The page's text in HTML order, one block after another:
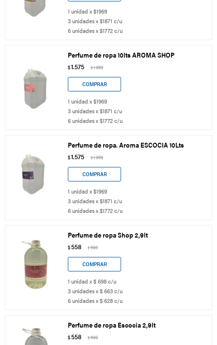
1 unidad x $1969
3 unidades x $1871 c/u
6 unidades x $1772 c/u
Perfume de ropa 10lts AROMA SHOP
$1.575 $1.969
1 unidad x $1969
3 unidades x $1871 c/u
6 unidades x $1772 c/u
Perfume de ropa. Aroma ESCOCIA 10Lts
$1.575 $1.969
1 unidad x $1969
3 unidades x $1871 c/u
6 unidades x $1772 c/u
Perfume de ropa Shop 2,9lt
$558 $698
1 unidad x $ 698 c/u
3 unidades x $ 663 c/u
6 unidades x $ 628 c/u
Perfume de ropa Escocia 2,9lt
$558 $698